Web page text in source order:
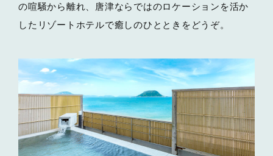
の喧騒から離れ、唐津ならではのロケーションを活か
したリゾートホテルで癒しのひとときをどうぞ。